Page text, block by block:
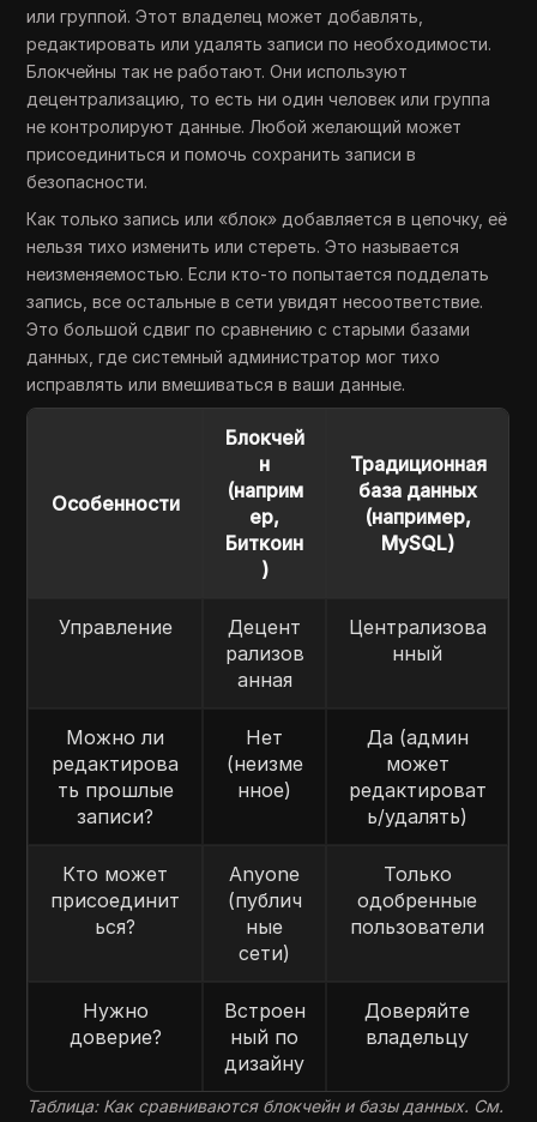
или группой. Этот владелец может добавлять,
редактировать или удалять записи по необходимости.
Блокчейны так не работают. Они используют
децентрализацию, то есть ни один человек или группа
не контролируют данные. Любой желающий может
присоединиться и помочь сохранить записи в
безопасности.
Как только запись или «блок» добавляется в цепочку, её
нельзя тихо изменить или стереть. Это называется
неизменяемостью. Если кто-то попытается подделать
запись, все остальные в сети увидят несоответствие.
Это большой сдвиг по сравнению с старыми базами
данных, где системный администратор мог тихо
исправлять или вмешиваться в ваши данные.
Особенности
Блокчей
н
(наприм
ер,
Биткоин
)
Традиционная
база данных
(например,
MySQL)
Управление
Децент
рализов
анная
Централизова
нный
Можно ли
редактирова
ть прошлые
записи?
Нет
(неизме
нное)
Да (админ
может
редактироват
ь/удалять)
Кто может
присоединит
ься?
Anyone
(публич
ные
сети)
Только
одобренные
пользователи
Нужно
доверие?
Встроен
ный по
дизайну
Доверяйте
владельцу
Таблица: Как сравниваются блокчейн и базы данных. См.